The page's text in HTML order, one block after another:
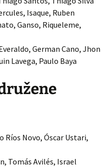
Isaque, Ruben
Ganso, Riqueleme,
German Cano, Jhon
Lavega, Paulo Baya
Ríos Novo, Óscar Ustari,
Tomás Avilés, Israel